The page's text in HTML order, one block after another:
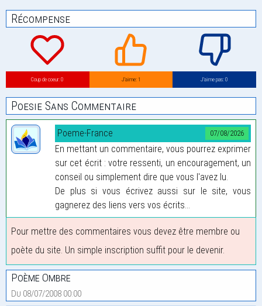
Récompense
Coup de coeur: 0 J’aime: 1 J’aime pas: 0
Poesie Sans Commentaire
07/08/2026
Poeme-France
En mettant un commentaire, vous pourrez exprimer
sur cet écrit : votre ressenti, un encouragement, un
conseil ou simplement dire que vous l'avez lu.
De plus si vous écrivez aussi sur le site, vous
gagnerez des liens vers vos écrits...
Pour mettre des commentaires vous devez être membre ou
poète du site. Un simple inscription suffit pour le devenir.
Poème Ombre
Du 08/07/2008 00:00